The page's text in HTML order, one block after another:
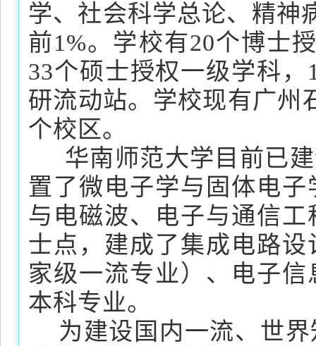
学、社会科学总论、精神
前1%。学校有20个博士
33个硕士授权一级学科
研流动站。学校现有广州
个校区。
华南师范大学目前已建
置了微电子学与固体电
与电磁波、电子与通信
士点，建成了集成电路
家级一流专业）、电子
本科专业。
为建设国内一流、世界